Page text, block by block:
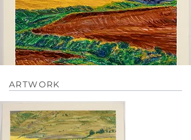
ARTWORK